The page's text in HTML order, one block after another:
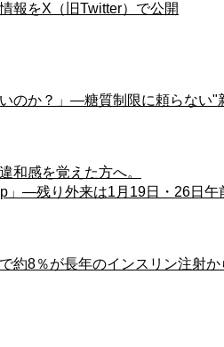
報をX（旧Twitter）で公開
のか？」―糖質制限に頼らない"
感を覚えた方へ。
」―残り外来は1月19日・26日午
約8％が長年のインスリン注射か